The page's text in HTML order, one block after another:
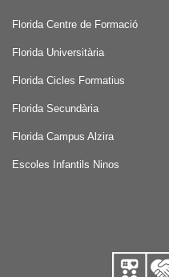
Florida Centre de Formació
Florida Universitària
Florida Cicles Formatius
Florida Secundària
Florida Campus Alzira
Escoles Infantils Ninos